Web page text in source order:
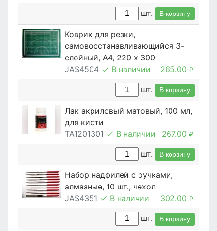
шт. В корзину
Коврик для резки,
самовосстанавливающийся 3-
слойный, А4, 220 х 300
JAS4504
В наличии 265.00 ₽
шт. В корзину
Лак акриловый матовый, 100 мл,
для кисти
TA1201301
В наличии 267.00 ₽
шт. В корзину
Набор надфилей с ручками,
алмазные, 10 шт., чехол
JAS4351
В наличии 302.00 ₽
шт. В корзину